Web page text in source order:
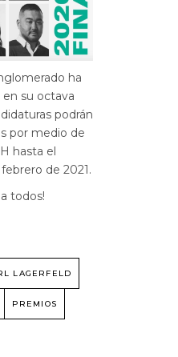
ha
su octava
podrán
por medio de
hasta el
de 2021.
todos!
LAGERFELD
PREMIOS